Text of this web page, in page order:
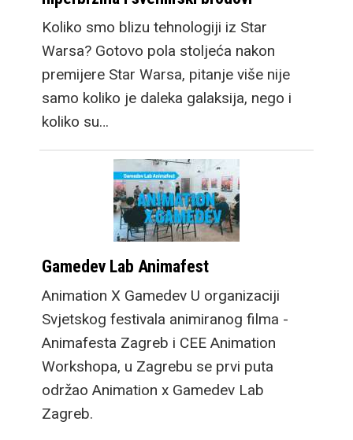
Koliko smo blizu tehnologiji iz Star
Warsa? Gotovo pola stoljeća nakon
premijere Star Warsa, pitanje više nije
samo koliko je daleka galaksija, nego i
koliko su…
Gamedev Lab Animafest
Animation X Gamedev U organizaciji
Svjetskog festivala animiranog filma -
Animafesta Zagreb i CEE Animation
Workshopa, u Zagrebu se prvi puta
održao Animation x Gamedev Lab
Zagreb.